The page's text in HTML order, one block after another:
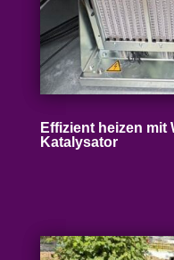
Effizient heizen mit
Katalysator